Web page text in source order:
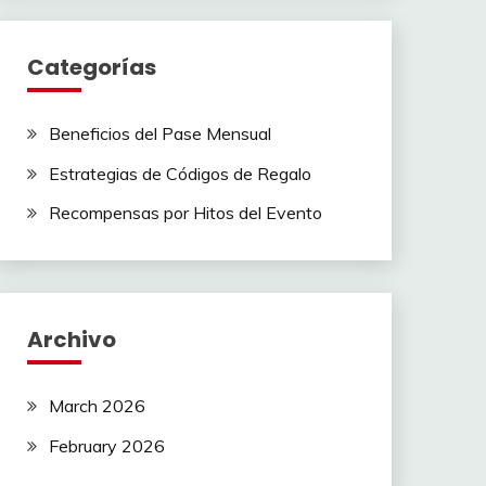
Categorías
Beneficios del Pase Mensual
Estrategias de Códigos de Regalo
Recompensas por Hitos del Evento
Archivo
March 2026
February 2026